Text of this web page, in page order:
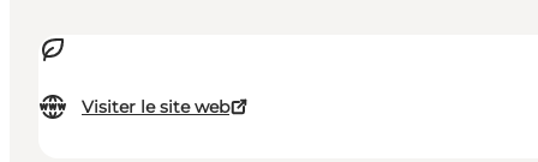
Visiter le site web